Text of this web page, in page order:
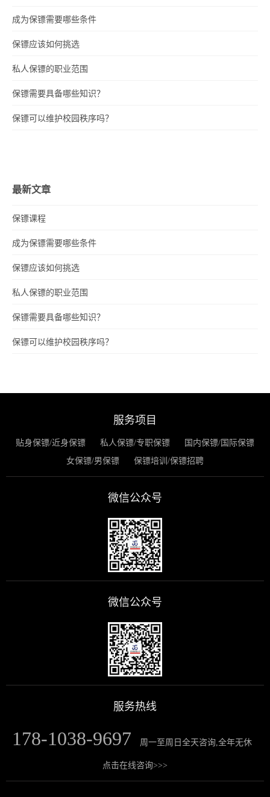
成为保镖需要哪些条件
保镖应该如何挑选
私人保镖的职业范围
保镖需要具备哪些知识？
保镖可以维护校园秩序吗？
最新文章
保镖课程
成为保镖需要哪些条件
保镖应该如何挑选
私人保镖的职业范围
保镖需要具备哪些知识？
保镖可以维护校园秩序吗？
服务项目
贴身保镖/近身保镖 私人保镖/专职保镖
国内保镖/国际保镖
女保镖/男保镖
保镖培训/保镖招聘
微信公众号
微信公众号
服务热线
178-1038-9697 周一至周日全天咨询,全年无休
点击在线咨询>>>